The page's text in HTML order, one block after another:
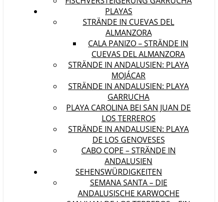
PLAYAS
STRÄNDE IN CUEVAS DEL
ALMANZORA
CALA PANIZO – STRÄNDE IN
CUEVAS DEL ALMANZORA
STRÄNDE IN ANDALUSIEN: PLAYA
MOJÁCAR
STRÄNDE IN ANDALUSIEN: PLAYA
GARRUCHA
PLAYA CAROLINA BEI SAN JUAN DE
LOS TERREROS
STRÄNDE IN ANDALUSIEN: PLAYA
DE LOS GENOVESES
CABO COPE – STRÄNDE IN
ANDALUSIEN
SEHENSWÜRDIGKEITEN
SEMANA SANTA – DIE
ANDALUSISCHE KARWOCHE